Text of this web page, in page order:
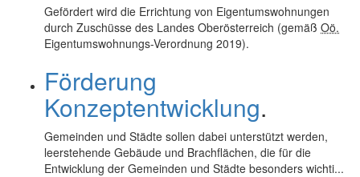
Gefördert wird die Errichtung von Eigentumswohnungen
durch Zuschüsse des Landes Oberösterreich (gemäß Oö.
Eigentumswohnungs-Verordnung 2019).
Förderung
Konzeptentwicklung.
Gemeinden und Städte sollen dabei unterstützt werden,
leerstehende Gebäude und Brachflächen, die für die
Entwicklung der Gemeinden und Städte besonders wichti...